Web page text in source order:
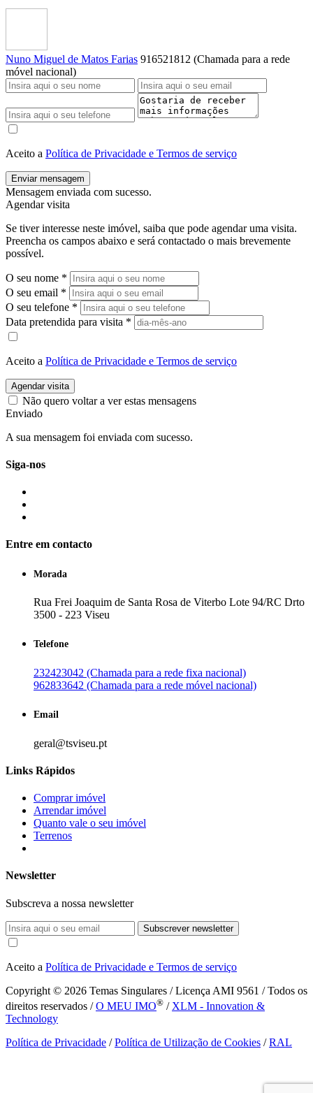
Nuno Miguel de Matos Farias 916521812 (Chamada para a rede
móvel nacional)
Aceito a Política de Privacidade e Termos de serviço
Enviar mensagem
Mensagem enviada com sucesso.
Agendar visita
Se tiver interesse neste imóvel, saiba que pode agendar uma visita.
Preencha os campos abaixo e será contactado o mais brevemente
possível.
O seu nome *
O seu email *
O seu telefone *
Data pretendida para visita *
Aceito a Política de Privacidade e Termos de serviço
Agendar visita
Não quero voltar a ver estas mensagens
Enviado
A sua mensagem foi enviada com sucesso.
Siga-nos
Entre em contacto
Morada
Rua Frei Joaquim de Santa Rosa de Viterbo Lote 94/RC Drto
3500 - 223 Viseu
Telefone
232423042 (Chamada para a rede fixa nacional)
962833642 (Chamada para a rede móvel nacional)
Email
geral@tsviseu.pt
Links Rápidos
Comprar imóvel
Arrendar imóvel
Quanto vale o seu imóvel
Terrenos
Newsletter
Subscreva a nossa newsletter
Subscrever newsletter
Aceito a Política de Privacidade e Termos de serviço
Copyright © 2026 Temas Singulares / Licença AMI 9561 / Todos os
direitos reservados /O MEU IMO® / XLM - Innovation &
Technology
Política de Privacidade /Política de Utilização de Cookies /RAL